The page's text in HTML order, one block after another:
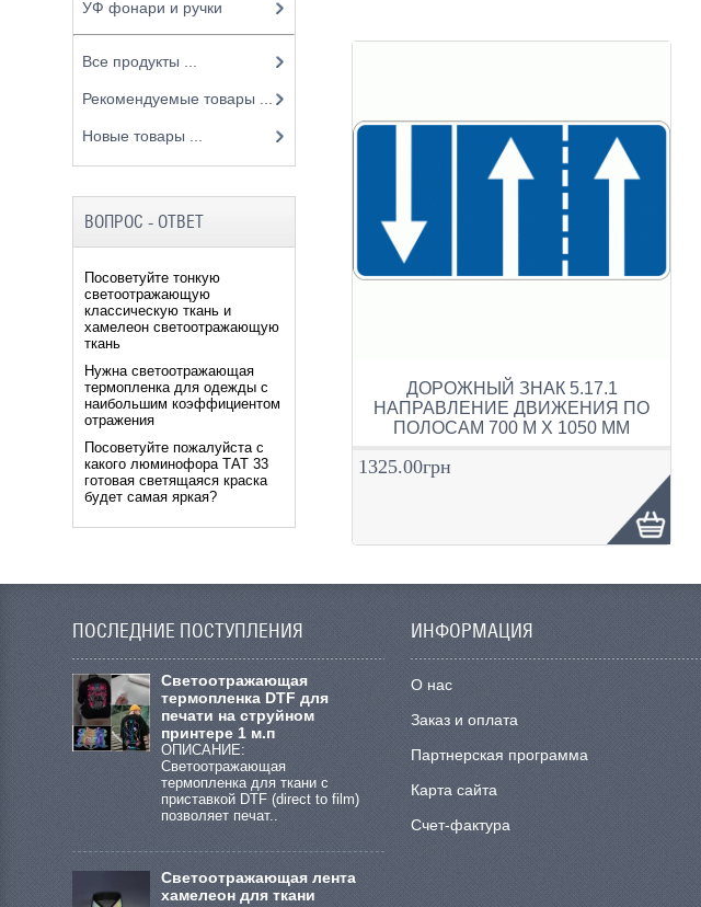
ДОРОЖНЫЙ ЗНАК 5.17.1
НАПРАВЛЕНИЕ ДВИЖЕНИЯ ПО
ПОЛОСАМ 700 М Х 1050 ММ
1325.00грн
УФ фонари и ручки
Все продукты ...
Рекомендуемые товары ...
Новые товары ...
ВОПРОС - ОТВЕТ
Посоветуйте тонкую
светоотражающую
классическую ткань и
хамелеон светоотражающую
ткань
Нужна светоотражающая
термопленка для одежды с
наибольшим коэффициентом
отражения
Посоветуйте пожалуйста с
какого люминофора ТАТ 33
готовая светящаяся краска
будет самая яркая?
ПОСЛЕДНИЕ ПОСТУПЛЕНИЯ
Cветоотражающая
термопленка DTF для
печати на струйном
принтере 1 м.п
ОПИСАНИЕ:
Светоотражающая
термопленка для ткани с
приставкой DTF (direct to film)
позволяет печат..
Светоотражающая лента
хамелеон для ткани
ИНФОРМАЦИЯ
О нас
Заказ и оплата
Партнерская программа
Карта сайта
Счет-фактура